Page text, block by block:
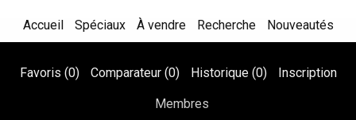
Accueil Spéciaux À vendre Recherche Nouveautés
Favoris (0) Comparateur (0) Historique (0) Inscription
Membres